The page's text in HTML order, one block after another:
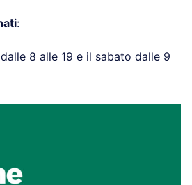
:
8 alle 19 e il sabato dalle 9